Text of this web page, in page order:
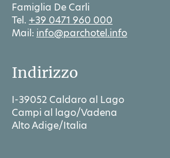
Famiglia De Carli
Tel. +39 0471 960 000
Mail: info@parchotel.info
Indirizzo
I-39052 Caldaro al Lago
Campi al lago/Vadena
Alto Adige/Italia